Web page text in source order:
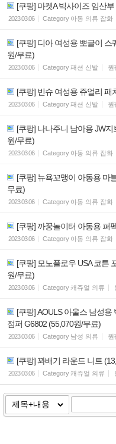
[쿠팡] 마켓A 빅사이즈 임산
2023.03.06 Category 아동 의류 잡화
[쿠팡] 디아 여성용 뽀글이 스
원/무료)
2023.03.06 Category패션 신발 원
[쿠팡] 빈슈 여성용 쥬얼리 패
2023.03.06 Category패션 신발 원
[쿠팡] 나나주니 남아용 JW
원/무료)
2023.03.06 Category 아동 의류 잡화
[쿠팡] 뉴욕꼬맹이 아동용 마
무료)
2023.03.06 Category 아동 의류 잡화
[쿠팡] 까꿍놀이터 아동용 퍼
2023.03.06 Category 아동 의류 잡화
[쿠팡] 모노플로우 USA 코튼
원/무료)
2023.03.06 Category 캐쥬얼 의류
[쿠팡] AOULS 아울스 남성
점퍼 G6802 (55,070원/무료)
2023.03.06 Category 남성 의류 원
[쿠팡] 꽈배기 라운드 니트
2023.03.06 Category 캐쥬얼 의류